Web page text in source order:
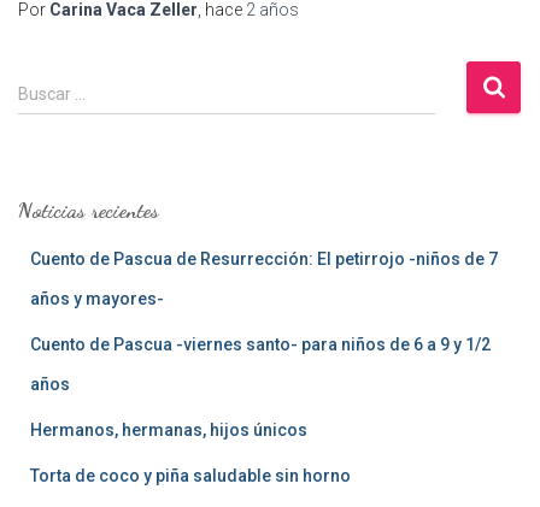
Por Carina Vaca Zeller , hace 2 años
B
u
r
Buscar …
Noticias recientes
Cuento de Pascua de Resurrección: El petirrojo -niños de 7
años y mayores-
Cuento de Pascua -viernes santo- para niños de 6 a 9 y 1/2
años
Hermanos, hermanas, hijos únicos
Torta de coco y piña saludable sin horno